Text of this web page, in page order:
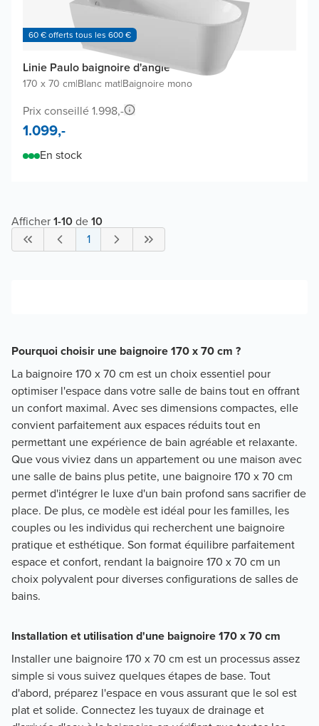
60 € offerts tous les 600 €
Linie Paulo baignoire d'angle
170 x 70 cm|Blanc mat|Baignoire mono
Prix conseillé 1.998,-
1.099,-
En stock
Afficher1-10de10
1
Pourquoi choisir une baignoire 170 x 70 cm ?
La baignoire 170 x 70 cm est un choix essentiel pour
optimiser l'espace dans votre salle de bains tout en offrant
un confort maximal. Avec ses dimensions compactes, elle
convient parfaitement aux espaces réduits tout en
permettant une expérience de bain agréable et relaxante.
Que vous viviez dans un appartement ou une maison avec
une salle de bains plus petite, une baignoire 170 x 70 cm
permet d'intégrer le luxe d'un bain profond sans sacrifier de
place. De plus, ce modèle est idéal pour les familles, les
couples ou les individus qui recherchent une baignoire
pratique et esthétique. Son format équilibre parfaitement
espace et confort, rendant la baignoire 170 x 70 cm un
choix polyvalent pour diverses configurations de salles de
bains.
Installation et utilisation d'une baignoire 170 x 70 cm
Installer une baignoire 170 x 70 cm est un processus assez
simple si vous suivez quelques étapes de base. Tout
d'abord, préparez l'espace en vous assurant que le sol est
plat et solide. Connectez les tuyaux de drainage et